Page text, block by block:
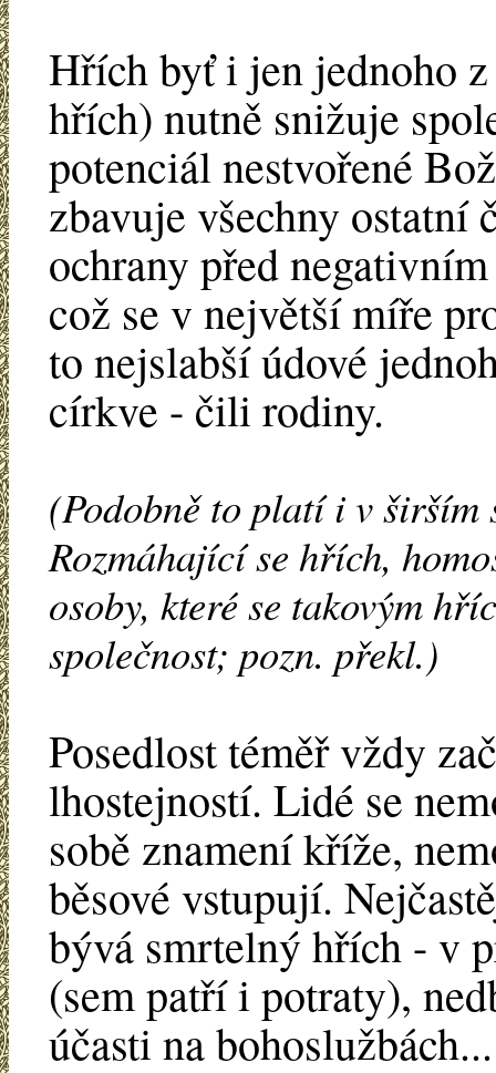
Hřích byť i jen jednoho
hřích) nutně snižuje
potenciál nestvořené
zbavuje všechny
ochrany před
což se v největší míře
to nejslabší údové
církve - čili rodiny.
(Podobně to platí i v širším
Rozmáhající se hřích,
osoby, které se takovým
společnost; pozn. překl.)
Posedlost téměř vždy
lhostejností. Lidé se
sobě znamení kříže,
běsové vstupují.
bývá smrtelný hřích - v
(sem patří i potraty),
účasti na bohoslužbách...